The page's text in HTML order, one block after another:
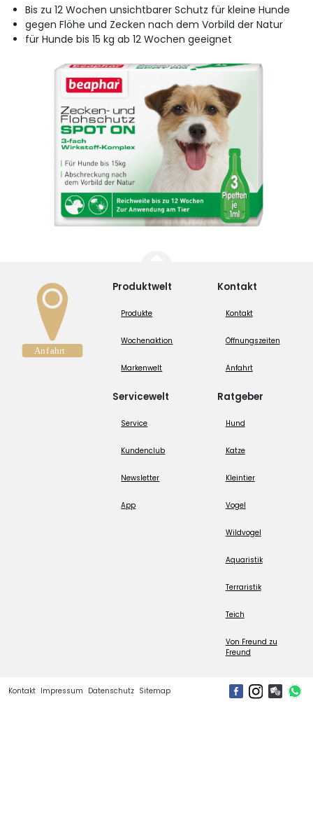
Bis zu 12 Wochen unsichtbarer Schutz für kleine Hunde
gegen Flöhe und Zecken nach dem Vorbild der Natur
für Hunde bis 15 kg ab 12 Wochen geeignet
Produktwelt
Produkte
Wochenaktion
Markenwelt
Servicewelt
Service
Kundenclub
Newsletter
App
Kontakt
Kontakt
Öffnungszeiten
Anfahrt
Ratgeber
Hund
Katze
Kleintier
Vogel
Wildvogel
Aquaristik
Terraristik
Teich
Von Freund zu
Freund
Kontakt Impressum Datenschutz Sitemap